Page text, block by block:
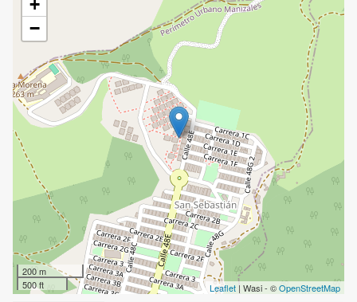
+
−
200 m
500 ft
Leaflet | Wasi - ©OpenStreetMap